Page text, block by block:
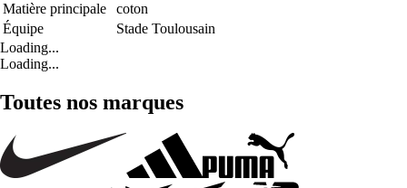
Matière principale
coton
Équipe
Stade Toulousain
Loading...
Loading...
Toutes nos marques